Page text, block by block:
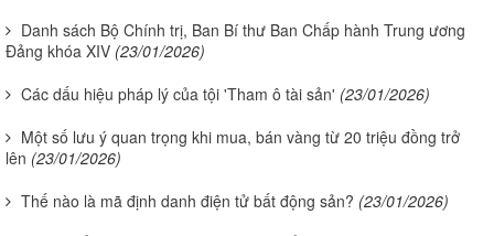
Danh sách Bộ Chính trị, Ban Bí thư Ban Chấp hành Trung ương
Đảng khóa XIV (23/01/2026)
Các dấu hiệu pháp lý của tội 'Tham ô tài sản' (23/01/2026)
Một số lưu ý quan trọng khi mua, bán vàng từ 20 triệu đồng trở
lên (23/01/2026)
Thế nào là mã định danh điện tử bất động sản? (23/01/2026)